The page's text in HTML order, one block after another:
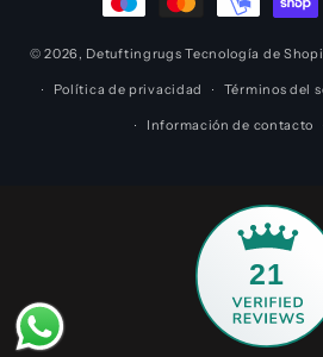
© 2026, Detuftingrugs Tecnología de
Política de privacidad Términos del
Información de contacto
21